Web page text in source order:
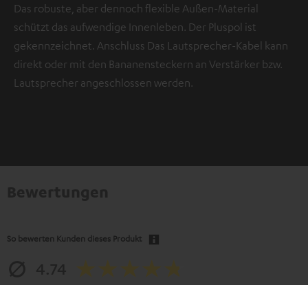
Das robuste, aber dennoch flexible Außen-Material
schützt das aufwendige Innenleben. Der Pluspol ist
gekennzeichnet. Anschluss Das Lautsprecher-Kabel kann
direkt oder mit den Bananensteckern an Verstärker bzw.
Lautsprecher angeschlossen werden.
So bewerten Kunden dieses Produkt